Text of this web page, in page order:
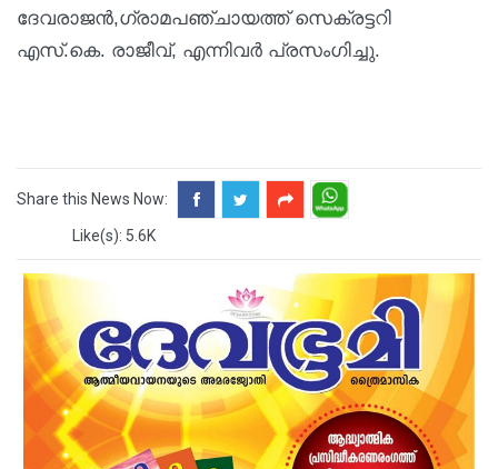
ദേവരാജൻ,ഗ്രാമപഞ്ചായത്ത് സെക്രട്ടറി
എസ്.കെ. രാജീവ്, എന്നിവർ പ്രസംഗിച്ചു.
Share this News Now:
Like(s): 5.6K